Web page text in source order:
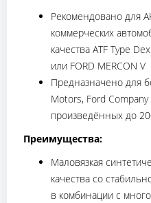
Рекомендовано для
коммерческих
качества ATF Type
или FORD MERCON V
Предназначено для
Motors, Ford Company
произведённых до
Преимущества:
Маловязкая
качества со
в комбинации с